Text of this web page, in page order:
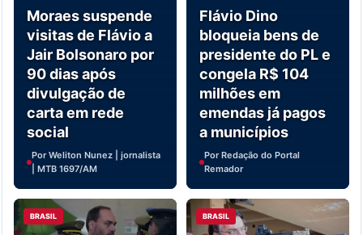
Moraes suspende
visitas de Flávio a
Jair Bolsonaro por
90 dias após
divulgação de
carta em rede
social
Por Weliton Nunez | jornalista
| MTB 1697/AM
Flávio Dino
bloqueia bens de
presidente do PL e
congela R$ 104
milhões em
emendas já pagos
a municípios
Por Redação do Portal
Remador
BRASIL BRASIL